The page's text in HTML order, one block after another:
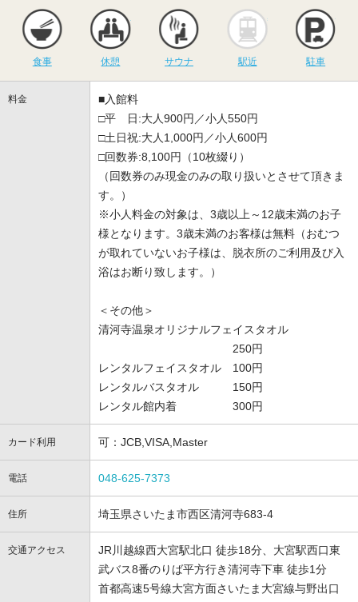
食事 休憩
サウナ
サウナ 駅近 駐車
料金
■入館料
□平 日:大人900円／小人550円
□土日祝:大人1,000円／小人600円
□回数券:8,100円（10枚綴り）
（回数券のみ現金のみの取り扱いとさせて頂きま
す。）
※小人料金の対象は、3歳以上～12歳未満のお子
様となります。3歳未満のお客様は無料（おむつ
が取れていないお子様は、脱衣所のご利用及び入
浴はお断り致します。）
＜その他＞
清河寺温泉オリジナルフェイスタオル
250円
レンタルフェイスタオル 100円
レンタルバスタオル 150円
レンタル館内着 300円
カード利用 可：JCB,VISA,Master
電話 048-625-7373
住所 埼玉県さいたま市西区清河寺683-4
交通アクセス
JR川越線西大宮駅北口 徒歩18分、大宮駅西口東
武バス8番のりば平方行き清河寺下車 徒歩1分
首都高速5号線大宮方面さいたま大宮線与野出口